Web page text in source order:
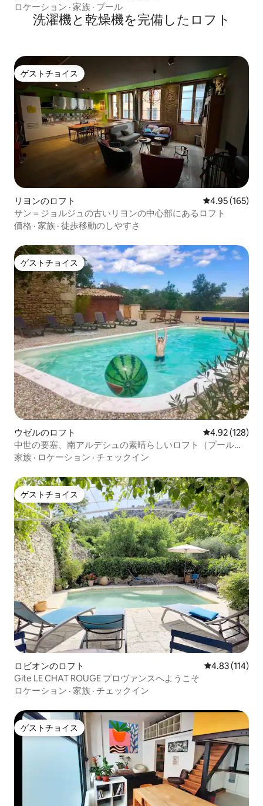
ロケーション · 家族 · プール
洗濯機と乾燥機を完備したロフト
ゲストチョイス
ゲストチョイス
リヨンのロフト レビュー165
4.95 (165)
サン＝ジョルジュの古いリヨンの中心部にあるロフト
価格 · 家族 · 徒歩移動のしやすさ
ゲストチョイス
ゲストチョイス
ウゼルのロフト レビュー128
4.92 (128)
中世の要塞、南アルデシュの素晴らしいロフト（プール付
き）
家族 · ロケーション · チェックイン
ゲストチョイス
ゲストチョイス
ロビオンのロフト レビュー114
4.83 (114)
Gite LE CHAT ROUGE プロヴァンスへようこそ
ロケーション · 家族 · チェックイン
ゲストチョイス
ゲストチョイス